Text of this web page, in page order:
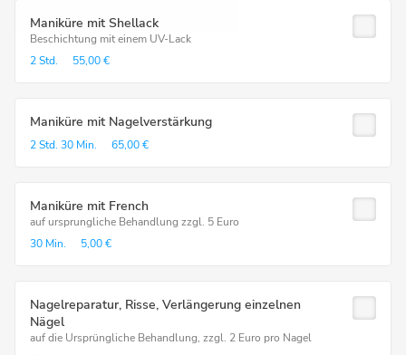
Maniküre mit Shellack
Beschichtung mit einem UV-Lack
2 Std.
55,00 €
Maniküre mit Nagelverstärkung
2 Std. 30 Min. 65,00 €
Maniküre mit French
auf ursprungliche Behandlung zzgl. 5 Euro
30 Min.
5,00 €
Nagelreparatur, Risse, Verlängerung einzelnen
Nägel
auf die Ursprüngliche Behandlung, zzgl. 2 Euro pro Nagel